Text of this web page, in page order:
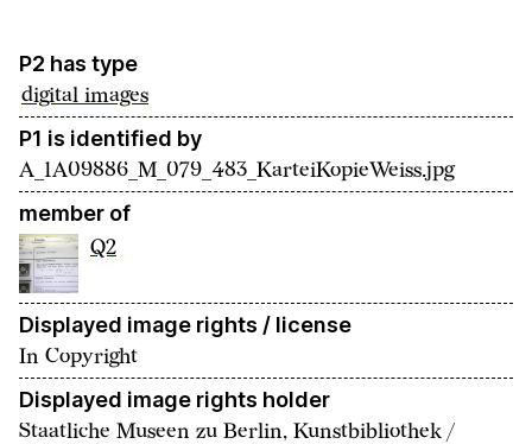
P2 has type
digital images
P1 is identified by
A_1A09886_M_079_483_KarteiKopieWeiss.jpg
member of
Q2
Displayed image rights / license
In Copyright
Displayed image rights holder
Staatliche Museen zu Berlin, Kunstbibliothek /